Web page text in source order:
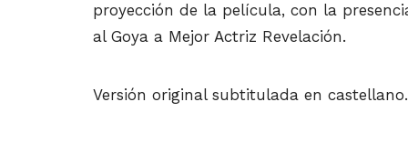
proyección de la película, con la
al Goya a Mejor Actriz Revelación.
Versión original subtitulada en